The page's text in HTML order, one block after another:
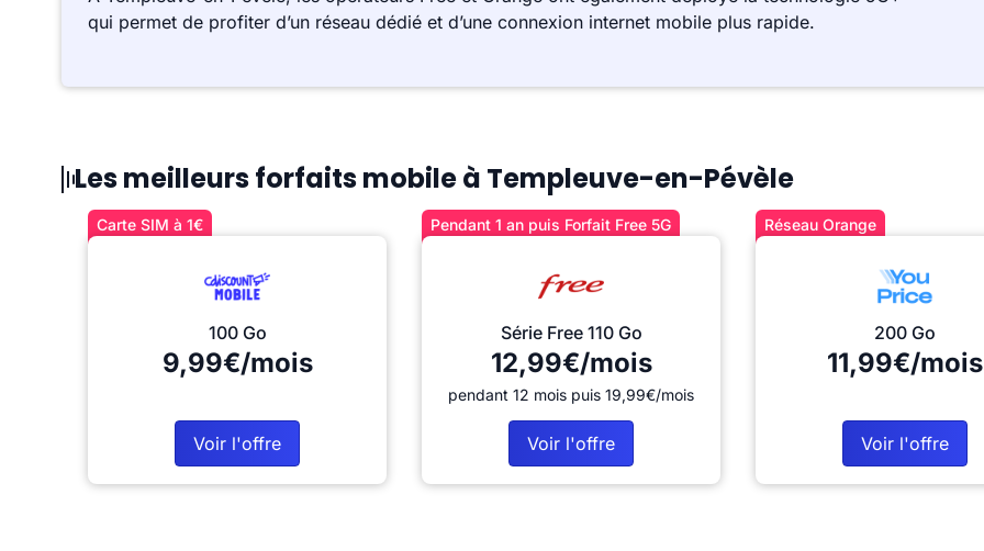
qui permet de profiter d’un réseau dédié et d’une connexion internet mobile plus rapide.
Les meilleurs forfaits mobile à Templeuve-en-Pévèle
Carte SIM à 1€
100 Go
9,99€/mois
Voir l'offre
Pendant 1 an puis Forfait Free 5G
Série Free 110 Go
12,99€/mois
pendant 12 mois puis 19,99€/mois
Voir l'offre
Réseau Orange
200 Go
11,99€/mois
Voir l'offre